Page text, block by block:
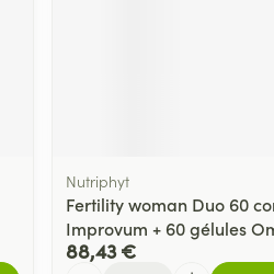
Nutriphyt
Fertility woman Duo 60
Improvum + 60 gélules
88,43 €